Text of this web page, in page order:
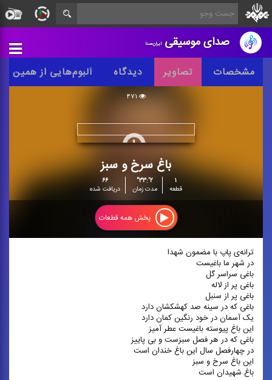
صدای موسیقیایران‌صدا
مشخصات تصاویر دیدگاه آلبوم‌هایی از همین
۴۷۱
باغ سرخ و سبز
۱
قطعه
۲':۳۳"
مدت زمان
۶۶
دریافت شده
پخش همه قطعات
ترانه‌ی پاپ با مضمون شهدا
در شهر ما باغیست
باغی سراسر گل
باغی پر از لاله
باغی پر از سنبل
باغی که در سینه صد کهشکشان دارد
یک آسمان در خود رنگین کمان دارد
این باغ پیوسته باغیست عطر آمیز
باغی که در هر فصل سبزست و بی پاییز
در چهارفصل سال این باغ خندان است
این باغ سرخ و سبز
باغ شهیدان است